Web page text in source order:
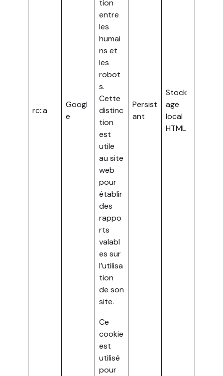
rc::a
Googl
e
tion
entre
les
humai
ns et
les
robot
s.
Cette
distinc
tion
est
utile
au site
web
pour
établir
des
rappo
rts
valabl
es sur
l’utilisa
tion
de son
site.
Persist
ant
Stock
age
local
HTML
Ce
cookie
est
utilisé
pour